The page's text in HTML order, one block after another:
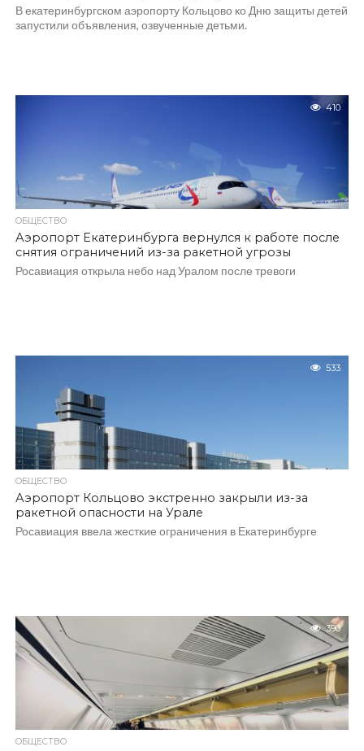
В екатеринбургском аэропорту Кольцово ко Дню защиты детей
запустили объявления, озвученные детьми.
410
ОБЩЕСТВО
Аэропорт Екатеринбурга вернулся к работе после
снятия ограничений из-за ракетной угрозы
Росавиация открыла небо над Уралом после тревоги
533
ОБЩЕСТВО
Аэропорт Кольцово экстренно закрыли из-за
ракетной опасности на Урале
Росавиация ввела жесткие ограничения в Екатеринбурге
390
ОБЩЕСТВО